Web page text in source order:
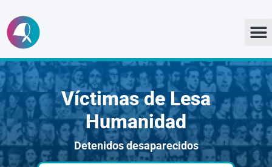
Ir
al
contenido
Víctimas de Lesa
Humanidad
Detenidos desaparecidos